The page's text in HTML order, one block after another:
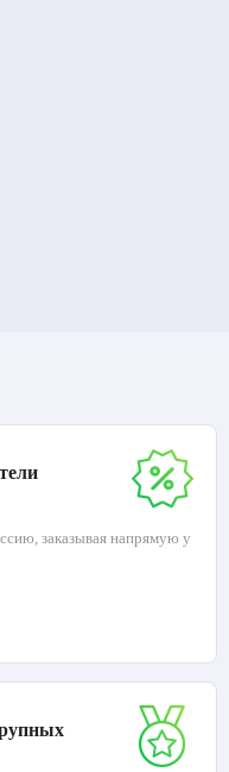
заказывая напрямую у